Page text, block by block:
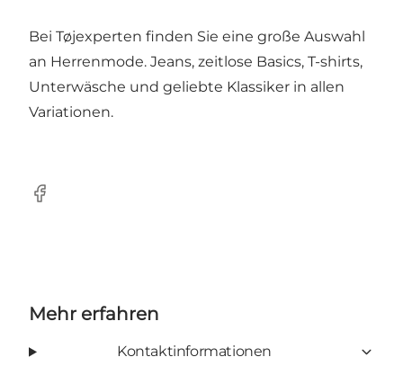
Bei Tøjexperten finden Sie eine große Auswahl
an Herrenmode. Jeans, zeitlose Basics, T-shirts,
Unterwäsche und geliebte Klassiker in allen
Variationen.
Facebook
Mehr erfahren
Kontaktinformationen